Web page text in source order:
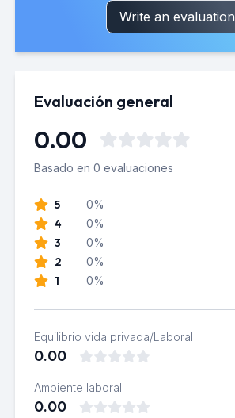
Write an evaluation
Evaluación general
0.00
Basado en 0 evaluaciones
5 0%
4 0%
3 0%
2 0%
1 0%
Equilibrio vida privada/Laboral
0.00
Ambiente laboral
0.00